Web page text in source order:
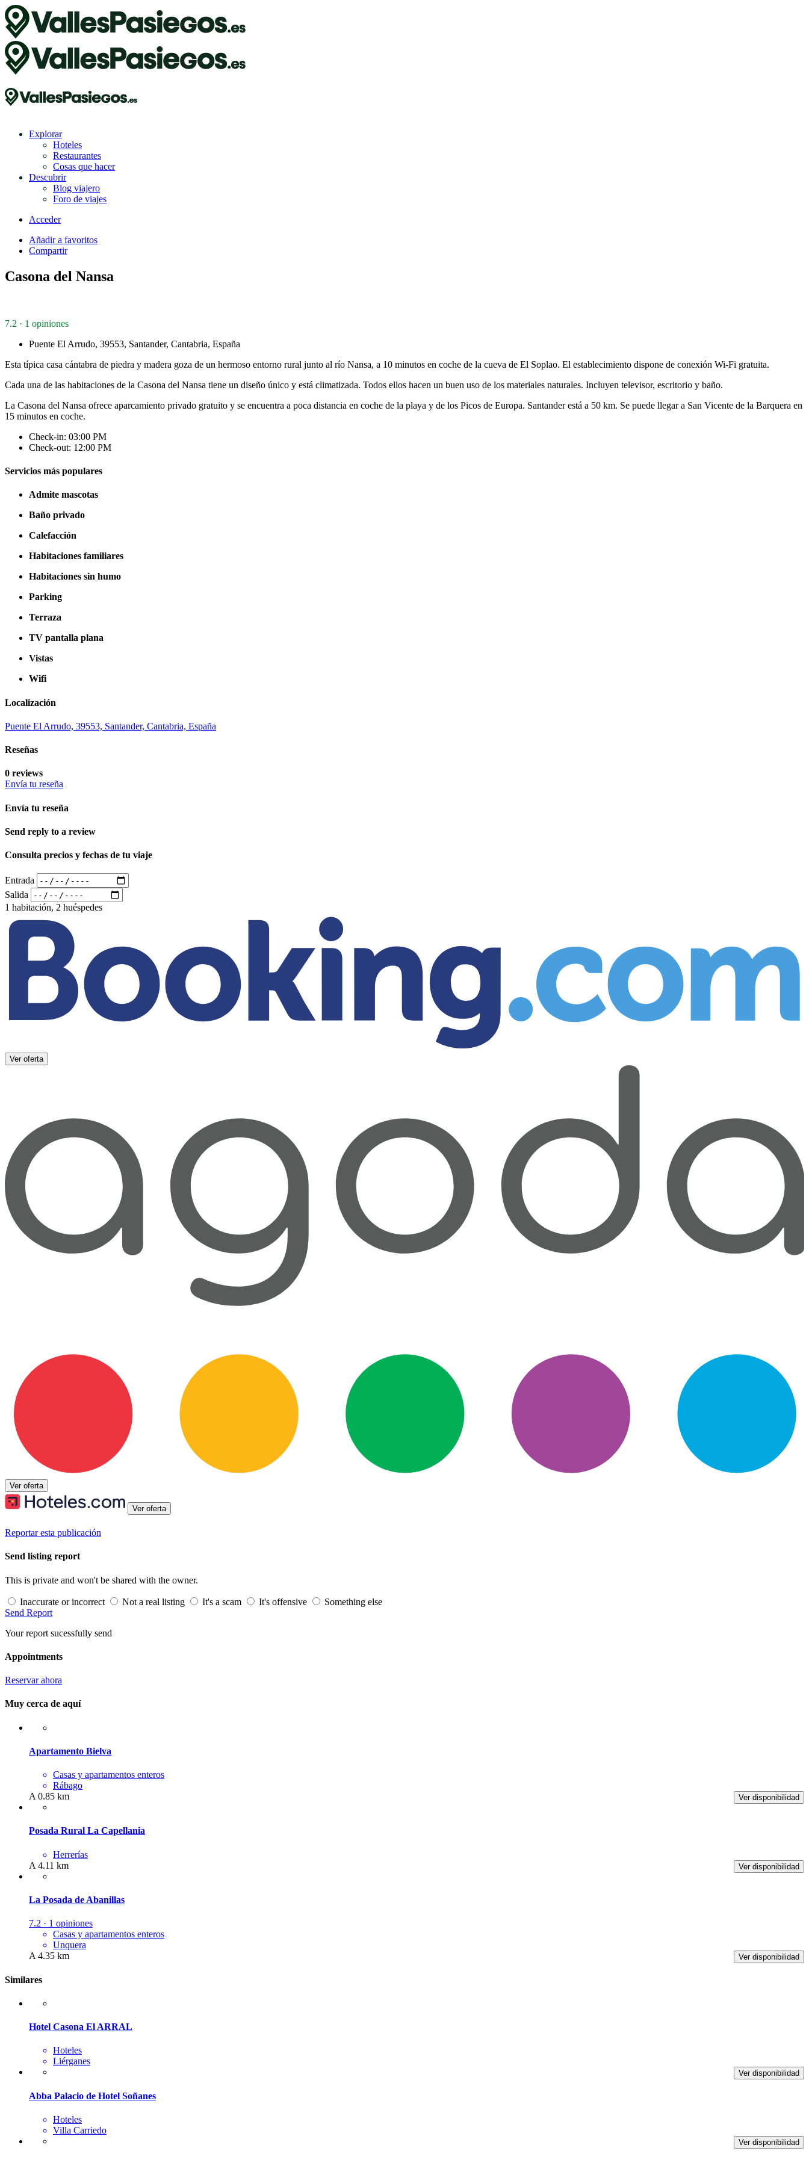
Explorar
Hoteles
Restaurantes
Cosas que hacer
Descubrir
Blog viajero
Foro de viajes
Acceder
Añadir a favoritos
Compartir
Casona del Nansa
7.2 · 1 opiniones
Puente El Arrudo, 39553, Santander, Cantabria, España
Esta típica casa cántabra de piedra y madera goza de un hermoso entorno rural junto al río Nansa, a 10 minutos en coche de la cueva de El Soplao. El establecimiento dispone de conexión Wi-Fi gratuita.
Cada una de las habitaciones de la Casona del Nansa tiene un diseño único y está climatizada. Todos ellos hacen un buen uso de los materiales naturales. Incluyen televisor, escritorio y baño.
La Casona del Nansa ofrece aparcamiento privado gratuito y se encuentra a poca distancia en coche de la playa y de los Picos de Europa. Santander está a 50 km. Se puede llegar a San Vicente de la Barquera en
15 minutos en coche.
Check-in: 03:00 PM
Check-out: 12:00 PM
Servicios más populares
Admite mascotas
Baño privado
Calefacción
Habitaciones familiares
Habitaciones sin humo
Parking
Terraza
TV pantalla plana
Vistas
Wifi
Localización
Puente El Arrudo, 39553, Santander, Cantabria, España
Reseñas
0 reviews
Envía tu reseña
Envía tu reseña
Send reply to a review
Consulta precios y fechas de tu viaje
Entrada
Salida
1 habitación, 2 huéspedes
Ver oferta
Ver oferta
Ver oferta
Reportar esta publicación
Send listing report
This is private and won't be shared with the owner.
Inaccurate or incorrect Not a real listing It's a scam It's offensive
Something else
Send Report
Your report sucessfully send
Appointments
Reservar ahora
Muy cerca de aquí
Apartamento Bielva
Casas y apartamentos enteros
Rábago
Ver disponibilidad
A 0.85 km
Posada Rural La Capellania
Herrerías
Ver disponibilidad
A 4.11 km
La Posada de Abanillas
7.2 · 1 opiniones
Casas y apartamentos enteros
Unquera
Ver disponibilidad
A 4.35 km
Similares
Hotel Casona El ARRAL
Hoteles
Liérganes
Ver disponibilidad
Abba Palacio de Hotel Soñanes
Hoteles
Villa Carriedo
Ver disponibilidad